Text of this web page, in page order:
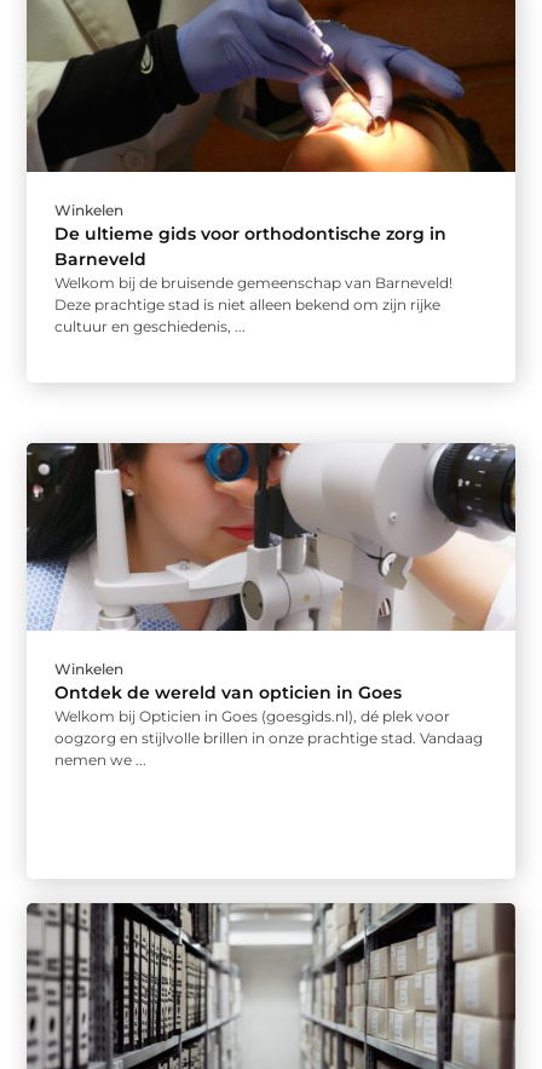
Winkelen
De ultieme gids voor orthodontische zorg in
Barneveld
Welkom bij de bruisende gemeenschap van Barneveld!
Deze prachtige stad is niet alleen bekend om zijn rijke
cultuur en geschiedenis, ...
Winkelen
Ontdek de wereld van opticien in Goes
Welkom bij Opticien in Goes (goesgids.nl), dé plek voor
oogzorg en stijlvolle brillen in onze prachtige stad. Vandaag
nemen we ...